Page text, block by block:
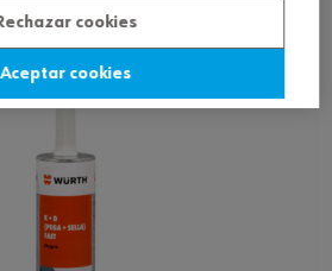
cookies
Aceptar cookies